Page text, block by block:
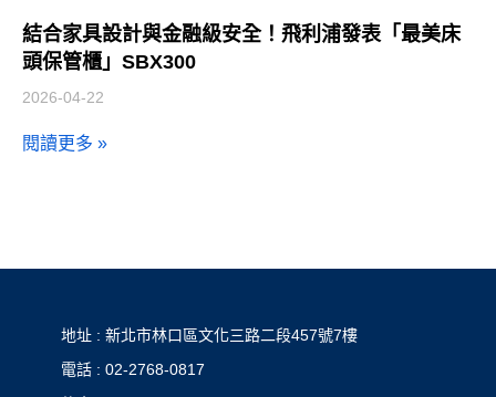
結合家具設計與金融級安全！飛利浦發表「最美床
頭保管櫃」SBX300
2026-04-22
閱讀更多 »
地址 : 新北市林口區文化三路二段457號7樓
電話 : 02-2768-0817